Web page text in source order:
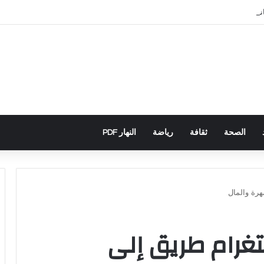
يكشف تورط حملة رقمية جزائرية في أحداث سبتة
الصحة ثقافة رياضة النهار PDF
والمال
طريق إلى